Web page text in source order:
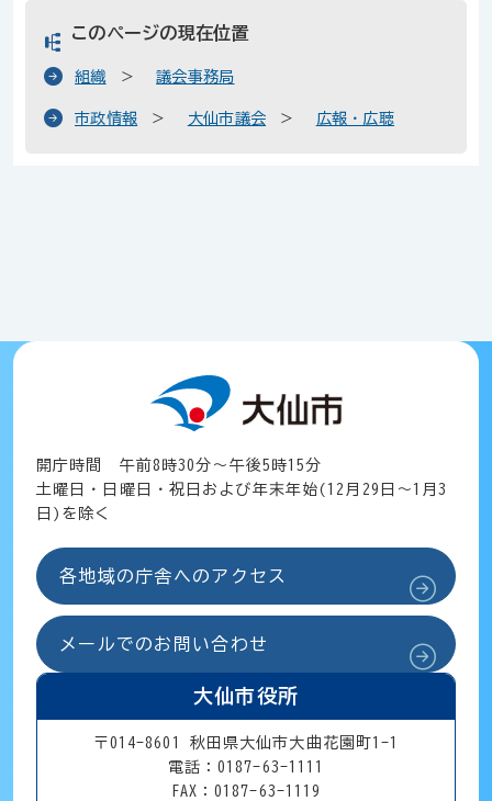
このページの現在位置
組織 議会事務局
市政情報 大仙市議会 広報・広聴
開庁時間 午前8時30分～午後5時15分
土曜日・日曜日・祝日および年末年始(12月29日～1月3
日)を除く
各地域の庁舎へのアクセス
メールでのお問い合わせ
大仙市役所
〒014-8601 秋田県大仙市大曲花園町1-1
電話：0187-63-1111
FAX：0187-63-1119